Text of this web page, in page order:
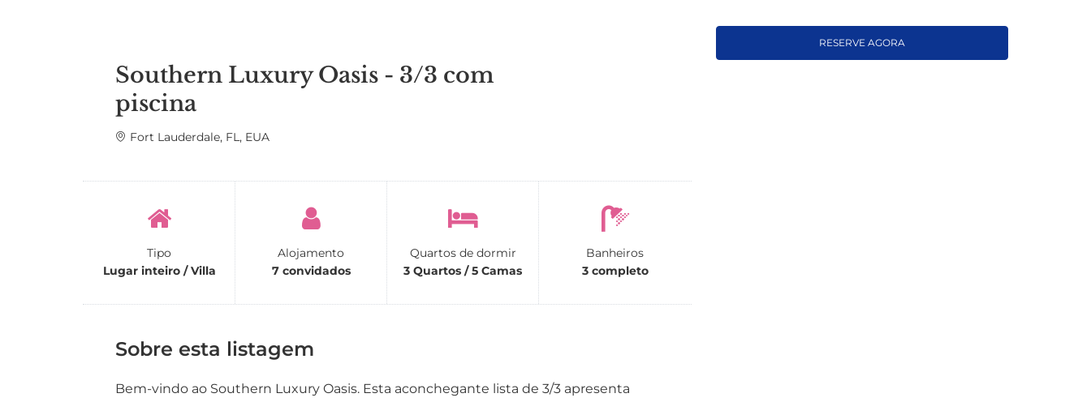
Southern Luxury Oasis - 3/3 com
piscina
Fort Lauderdale, FL, EUA
Tipo
Lugar inteiro / Villa
Alojamento
7 convidados
Quartos de dormir
3 Quartos / 5 Camas
Banheiros
3 completo
Sobre esta listagem
Bem-vindo ao Southern Luxury Oasis. Esta aconchegante lista de 3/3 apresenta
RESERVE AGORA